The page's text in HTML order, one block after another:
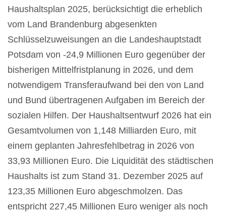
Haushaltsplan 2025, berücksichtigt die erheblich
vom Land Brandenburg abgesenkten
Schlüsselzuweisungen an die Landeshauptstadt
Potsdam von -24,9 Millionen Euro gegenüber der
bisherigen Mittelfristplanung in 2026, und dem
notwendigem Transferaufwand bei den von Land
und Bund übertragenen Aufgaben im Bereich der
sozialen Hilfen. Der Haushaltsentwurf 2026 hat ein
Gesamtvolumen von 1,148 Milliarden Euro, mit
einem geplanten Jahresfehlbetrag in 2026 von
33,93 Millionen Euro. Die Liquidität des städtischen
Haushalts ist zum Stand 31. Dezember 2025 auf
123,35 Millionen Euro abgeschmolzen. Das
entspricht 227,45 Millionen Euro weniger als noch